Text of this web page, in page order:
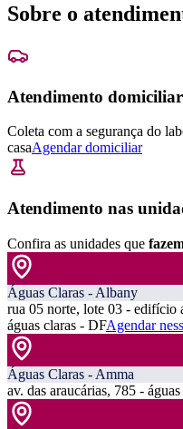
Sobre o
Atendimento domiciliar
Coleta com a segurança do
casaAgendar domiciliar
Atendimento nas
Confira as unidades que
Águas Claras - Albany
rua 05 norte, lote 03 - edifício
águas claras - DFAgendar
Águas Claras - Amma
av. das araucárias, 785 -